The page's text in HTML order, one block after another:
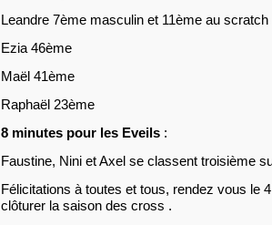
Leandre 7ème masculin et 11ème au scratch
Ezia 46ème
Maël 41ème
Raphaël 23ème
8 minutes pour les Eveils :
Faustine, Nini et Axel se classent troisième
Félicitations à toutes et tous, rendez vous le
clôturer la saison des cross .